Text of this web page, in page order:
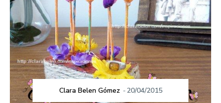
Clara Belen Gómez - 20/04/2015